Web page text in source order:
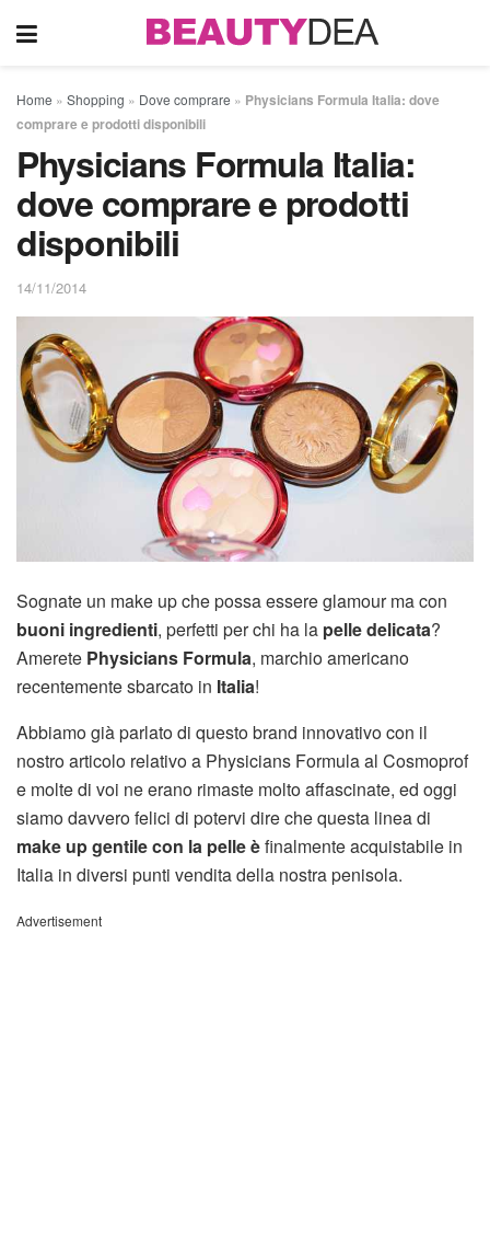
Home » Shopping » Dove comprare » Physicians Formula Italia: dove
comprare e prodotti disponibili
Physicians Formula Italia:
dove comprare e prodotti
disponibili
14/11/2014
Sognate un make up che possa essere glamour ma con
buoni ingredienti, perfetti per chi ha la pelle delicata?
Amerete Physicians Formula, marchio americano
recentemente sbarcato in Italia!
Abbiamo già parlato di questo brand innovativo con il
nostro articolo relativo a Physicians Formula al Cosmoprof
e molte di voi ne erano rimaste molto affascinate, ed oggi
siamo davvero felici di potervi dire che questa linea di
make up gentile con la pelle èfinalmente acquistabile in
Italia in diversi punti vendita della nostra penisola.
Advertisement